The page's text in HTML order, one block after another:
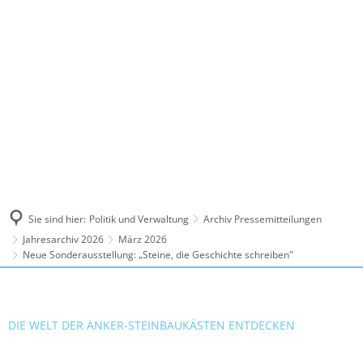
Sie sind hier: Politik und Verwaltung
Archiv Pressemitteilungen
Jahresarchiv 2026
März 2026
Neue Sonderausstellung: „Steine, die Geschichte schreiben"
DIE WELT DER ANKER-STEINBAUKÄSTEN ENTDECKEN